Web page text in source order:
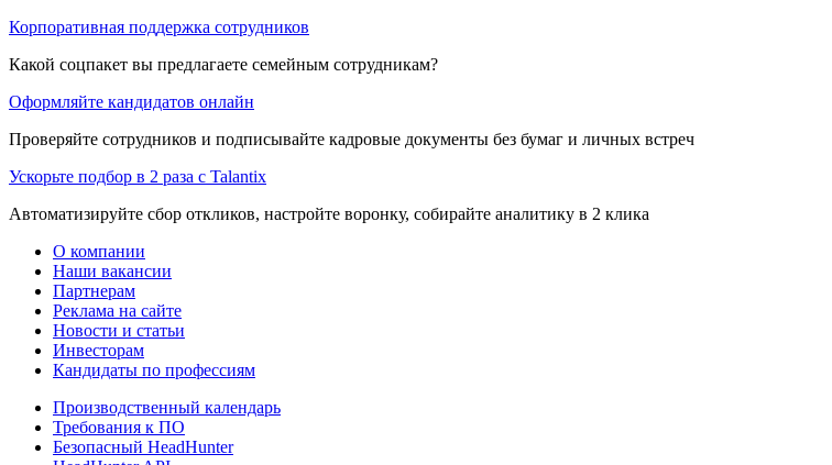
Корпоративная поддержка сотрудников
Какой соцпакет вы предлагаете семейным сотрудникам?
Оформляйте кандидатов онлайн
Проверяйте сотрудников и подписывайте кадровые документы без бумаг и личных встреч
Ускорьте подбор в 2 раза с Talantix
Автоматизируйте сбор откликов, настройте воронку, собирайте аналитику в 2 клика
О компании
Наши вакансии
Партнерам
Реклама на сайте
Новости и статьи
Инвесторам
Кандидаты по профессиям
Производственный календарь
Требования к ПО
Безопасный HeadHunter